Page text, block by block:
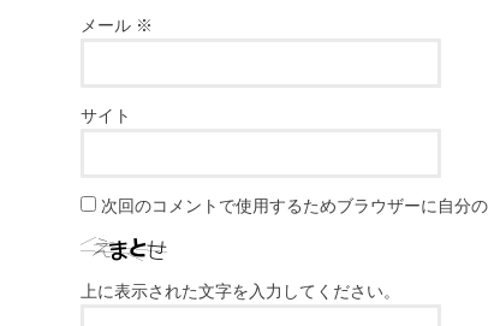
メール ※
サイト
次回のコメントで使用するためブラウザーに自分
上に表示された文字を入力してください。